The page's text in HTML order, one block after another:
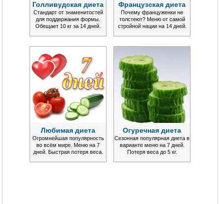
Голливудская диета
Стандарт от знаменитостей
для поддержания формы.
Обещает 10 кг за 14 дней.
Французская диета
Почему француженки не
толстеют? Меню от самой
стройной нации на 14 дней.
Любимая диета
Огромнейшая популярность
во всём мире. Меню на 7
дней. Быстрая потеря веса.
Огуречная диета
Сезонная популярная диета в
варианте меню на 7 дней.
Потеря веса до 5 кг.